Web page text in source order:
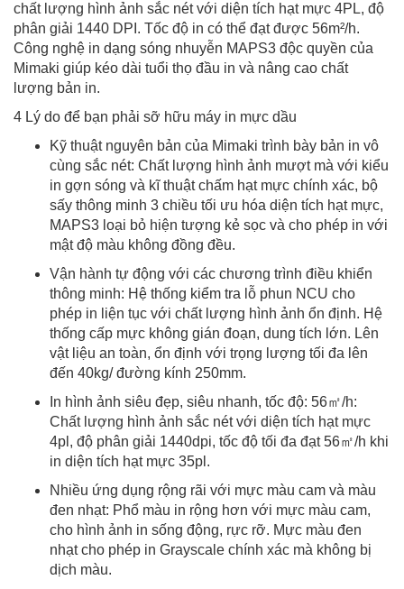
chất lượng hình ảnh sắc nét với diện tích hạt mực 4PL, độ
phân giải 1440 DPI. Tốc độ in có thể đạt được 56m²/h.
Công nghệ in dạng sóng nhuyễn MAPS3 độc quyền của
Mimaki giúp kéo dài tuổi thọ đầu in và nâng cao chất
lượng bản in.
4 Lý do để bạn phải sỡ hữu máy in mực dầu
Kỹ thuật nguyên bản của Mimaki trình bày bản in vô
cùng sắc nét: Chất lượng hình ảnh mượt mà với kiểu
in gợn sóng và kĩ thuật chấm hạt mực chính xác, bộ
sấy thông minh 3 chiều tối ưu hóa diện tích hạt mực,
MAPS3 loại bỏ hiện tượng kẻ sọc và cho phép in với
mật độ màu không đồng đều.
Vận hành tự động với các chương trình điều khiển
thông minh: Hệ thống kiểm tra lỗ phun NCU cho
phép in liện tục với chất lượng hình ảnh ổn định. Hệ
thống cấp mực không gián đoạn, dung tích lớn. Lên
vật liệu an toàn, ổn định với trọng lượng tối đa lên
đến 40kg/ đường kính 250mm.
In hình ảnh siêu đẹp, siêu nhanh, tốc độ: 56㎡/h:
Chất lượng hình ảnh sắc nét với diện tích hạt mực
4pl, độ phân giải 1440dpi, tốc độ tối đa đạt 56㎡/h khi
in diện tích hạt mực 35pl.
Nhiều ứng dụng rộng rãi với mực màu cam và màu
đen nhạt: Phổ màu in rộng hơn với mực màu cam,
cho hình ảnh in sống động, rực rỡ. Mực màu đen
nhạt cho phép in Grayscale chính xác mà không bị
dịch màu.